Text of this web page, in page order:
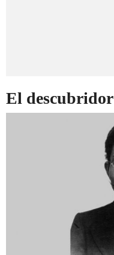
El descubridor